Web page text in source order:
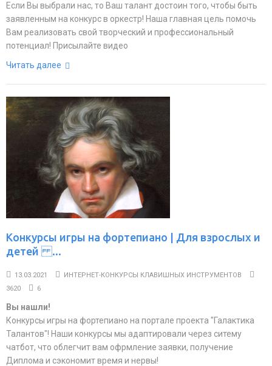
Если Вы выбрали нас, то Ваш талант достоин того, чтобы быть
заявленным на конкурс в оркестр! Наша главная цель помочь
Вам реализовать свой творческий и профессиональный
потенциал! Присылайте видео
Читать далее
Конкурсы игры на фортепиано | Для взрослых и
детей ...
13.03.2021
ИНТЕРНЕТ-КОНКУРСЫ КЛАВИШНЫХ ИНСТРУМЕНТОВ
3620
6
Вы нашли!
Конкурсы игры на фортепиано на портале проекта "Галактика
Талантов"! Наши конкурсы мы адаптировали через ситему
чатбот, что облегчит вам офрмление заявки, получение
Диплома и сэкономит время и нервы!